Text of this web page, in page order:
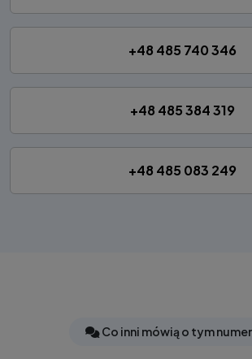
+48 485 740 346
+48 485 384 319
+48 485 083 249
Co inni mówią o tym